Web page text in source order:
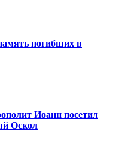
погибших в
Иоанн посетил
Оскол